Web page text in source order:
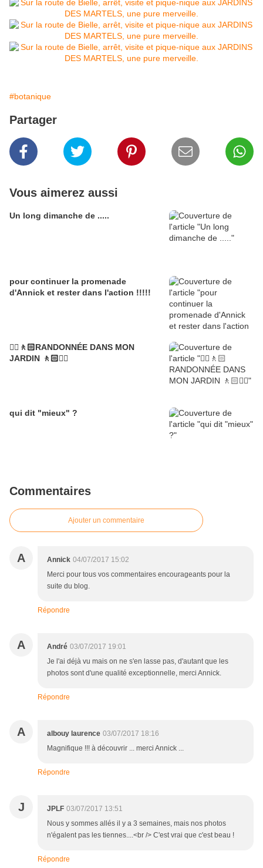
#botanique
Partager
Vous aimerez aussi
Un long dimanche de .....
pour continuer la promenade
d'Annick et rester dans l'action !!!!!
🚶‍♀️🚶🏻RANDONNÉE DANS MON
JARDIN 🚶🏻🚶‍♀️
qui dit "mieux" ?
Commentaires
Ajouter un commentaire
A Annick 04/07/2017 15:02
Merci pour tous vos commentaires encourageants pour la
suite du blog.
Répondre
A André 03/07/2017 19:01
Je l'ai déjà vu mais on ne s'en lasse pas, d'autant que les
photos sont d'une qualité exceptionnelle, merci Annick.
Répondre
A albouy laurence 03/07/2017 18:16
Magnifique !!! à découvrir ... merci Annick ...
Répondre
J JPLF 03/07/2017 13:51
Nous y sommes allés il y a 3 semaines, mais nos photos
n'égalent pas les tiennes....<br /> C'est vrai que c'est beau !
Répondre